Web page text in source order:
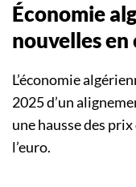
Économie
nouvelles en
L’économie
2025 d’un
une hausse des
l’euro.